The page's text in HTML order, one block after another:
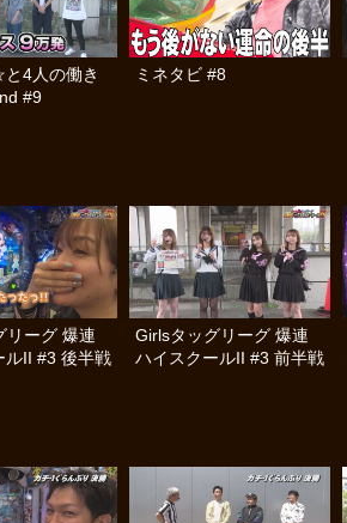
4人の働き
#9
ミネタビ #8
リーグ 爆連
ルII #3 後半戦
Girlsタッグリーグ 爆連
ハイスクールII #3 前半戦